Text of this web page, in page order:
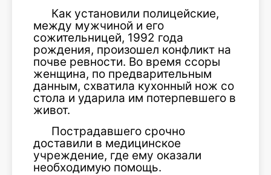
Как установили полицейские,
между мужчиной и его
сожительницей, 1992 года
рождения, произошел конфликт на
почве ревности. Во время ссоры
женщина, по предварительным
данным, схватила кухонный нож со
стола и ударила им потерпевшего в
живот.
Пострадавшего срочно
доставили в медицинское
учреждение, где ему оказали
необходимую помощь.